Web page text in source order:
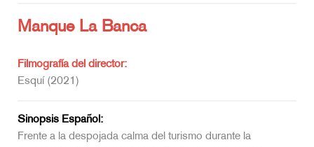
Manque La Banca
Filmografía del director:
Esquí (2021)
Sinopsis Español:
Frente a la despojada calma del turismo durante la